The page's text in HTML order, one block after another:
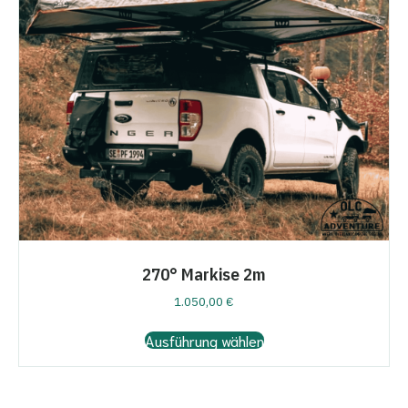
270° Markise 2m
1.050,00 €
Ausführung wählenProdukt
weist